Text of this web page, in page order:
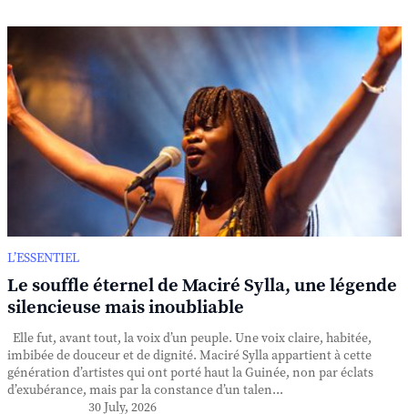
L’ESSENTIEL
Le souffle éternel de Maciré Sylla, une légende
silencieuse mais inoubliable
Elle fut, avant tout, la voix d’un peuple. Une voix claire, habitée,
imbibée de douceur et de dignité. Maciré Sylla appartient à cette
génération d’artistes qui ont porté haut la Guinée, non par éclats
d’exubérance, mais par la constance d’un talen...
30 July, 2026